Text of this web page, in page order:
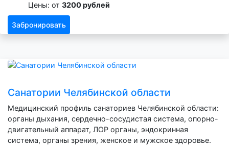
Цены: от 3200 рублей
Забронировать
Санатории Челябинской области
Медицинский профиль санаториев Челябинской области:
органы дыхания, сердечно-сосудистая система, опорно-
двигательный аппарат, ЛОР органы, эндокринная
система, органы зрения, женское и мужское здоровье.